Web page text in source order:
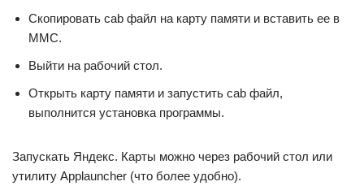
Скопировать cab файл на карту памяти и вставить ее в
ММС.
Выйти на рабочий стол.
Открыть карту памяти и запустить cab файл,
выполнится установка программы.
Запускать Яндекс. Карты можно через рабочий стол или
утилиту Applauncher (что более удобно).